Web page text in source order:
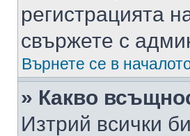
регистрацията
свържете с
Върнете се в
» Какво
Изтрий всички